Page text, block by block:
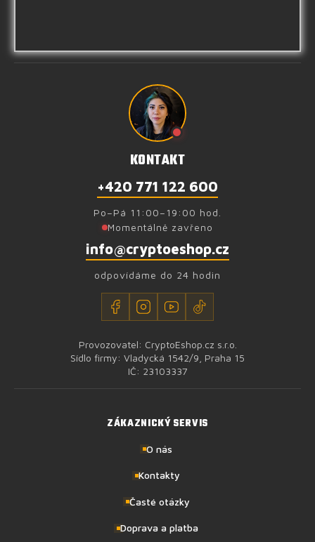
KONTAKT
+420 771 122 600
Po–Pá 11:00–19:00 hod.
Momentálně zavřeno
info@cryptoeshop.cz
odpovídáme do 24 hodin
Provozovatel: CryptoEshop.cz s.r.o.
Sídlo firmy: Vladycká 1542/9, Praha 15
IČ: 23103337
ZÁKAZNICKÝ SERVIS
O nás
Kontakty
Časté otázky
Doprava a platba